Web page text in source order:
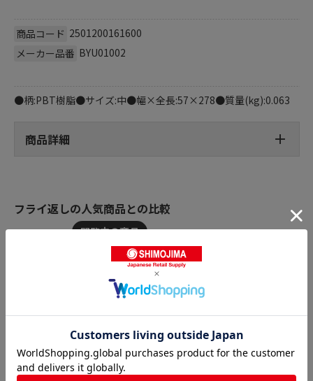
商品コード 2501200161600
メーカー品番 BYU01002
●柄:PBT樹脂●サイズ:中●幅×全長:57×278●質量(kg):0.063
商品詳細
フライ返しの人気商品との比較
商品名
18-8夕華ターナー 中
1袋（ご注文単位1
袋）【直送品】